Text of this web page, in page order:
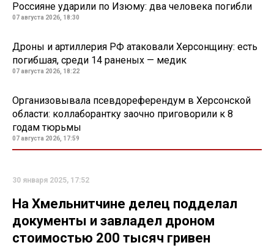
Россияне ударили по Изюму: два человека погибли
07 августа 2026, 18:30
Дроны и артиллерия РФ атаковали Херсонщину: есть
погибшая, среди 14 раненых — медик
07 августа 2026, 18:22
Организовывала псевдореферендум в Херсонской
области: коллаборантку заочно приговорили к 8
годам тюрьмы
07 августа 2026, 17:59
30 января 2025, 17:52
На Хмельнитчине делец подделал
документы и завладел дроном
стоимостью 200 тысяч гривен